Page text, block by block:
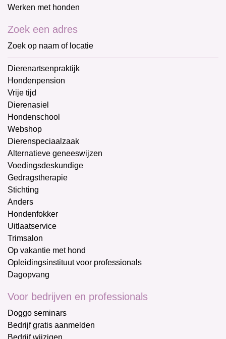
Werken met honden
Zoek een adres
Zoek op naam of locatie
Dierenartsenpraktijk
Hondenpension
Vrije tijd
Dierenasiel
Hondenschool
Webshop
Dierenspeciaalzaak
Alternatieve geneeswijzen
Voedingsdeskundige
Gedragstherapie
Stichting
Anders
Hondenfokker
Uitlaatservice
Trimsalon
Op vakantie met hond
Opleidingsinstituut voor professionals
Dagopvang
Voor bedrijven en professionals
Doggo seminars
Bedrijf gratis aanmelden
Bedrijf wijzigen